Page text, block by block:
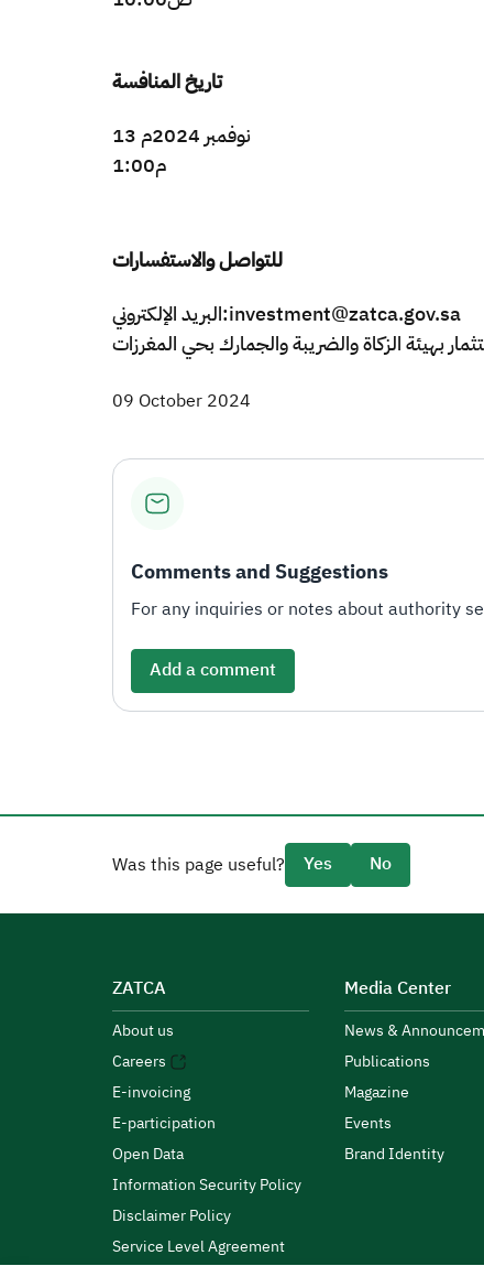
تاريخ المنافسة
للتواصل والاستفسارات
البريد الإلكتروني:investment@zatca.gov.sa
09 October 2024
Comments and Suggestions
For any inquiries or notes about authority
Add a comment
Was this page useful? Yes No
ZATCA
About us
Careers
E-invoicing
E-participation
Open Data
Information Security Policy
Disclaimer Policy
Service Level Agreement
Media Center
News &
Publications
Magazine
Events
Brand Identity